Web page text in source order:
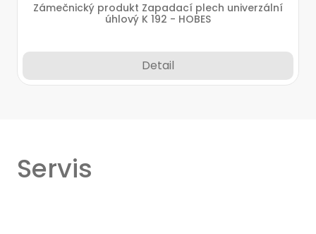
Zámečnický produkt Zapadací plech univerzální
úhlový K 192 - HOBES
Detail
Servis